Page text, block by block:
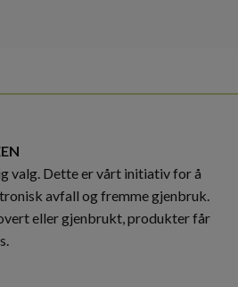
valg. Dette er vårt initiativ for å
avfall og fremme gjenbruk.
eller gjenbrukt, produkter får